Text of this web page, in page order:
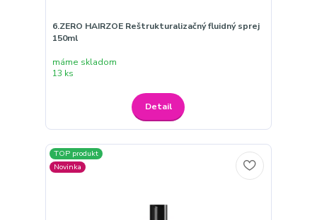
6.ZERO HAIRZOE Reštrukturalizačný fluidný sprej
150ml
máme skladom
13 ks
Detail
TOP produkt
Novinka